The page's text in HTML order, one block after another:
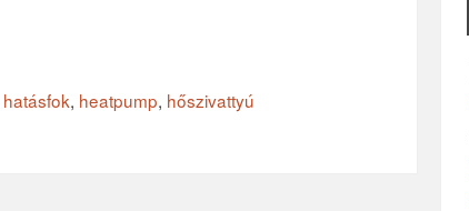
hatásfok, heatpump, hőszivattyú